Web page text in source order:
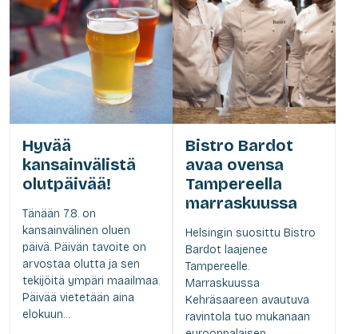
Hyvää
kansainvälistä
olutpäivää!
Tänään 7.8. on
kansainvälinen oluen
päivä. Päivän tavoite on
arvostaa olutta ja sen
tekijöitä ympäri maailmaa.
Päivää vietetään aina
elokuun...
Bistro Bardot
avaa ovensa
Tampereella
marraskuussa
Helsingin suosittu Bistro
Bardot laajenee
Tampereelle.
Marraskuussa
Kehräsaareen avautuva
ravintola tuo mukanaan